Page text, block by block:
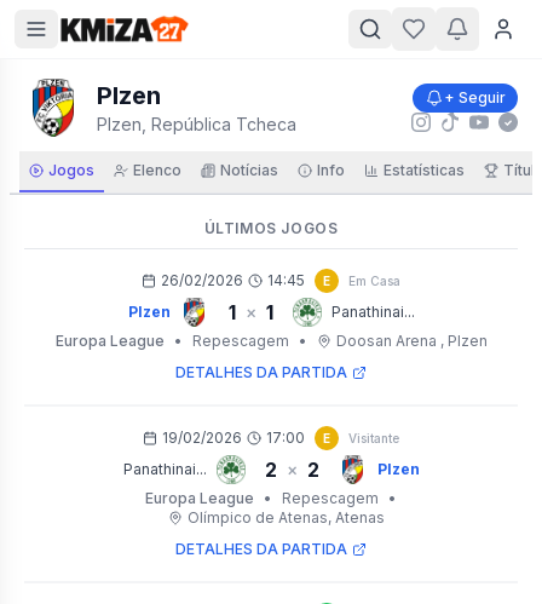
Plzen
Plzen, República Tcheca
+ Seguir
Jogos Elenco Notícias Info Estatísticas
ÚLTIMOS JOGOS
26/02/2026 14:45 E Em Casa
Plzen 1 × 1
Panathinai...
Europa League
• Repescagem • Doosan Arena , Plzen
DETALHES DA PARTIDA
19/02/2026 17:00 E Visitante
Panathinai... 2 × 2
Plzen
Europa League
• Repescagem
•
Olímpico de Atenas, Atenas
DETALHES DA PARTIDA